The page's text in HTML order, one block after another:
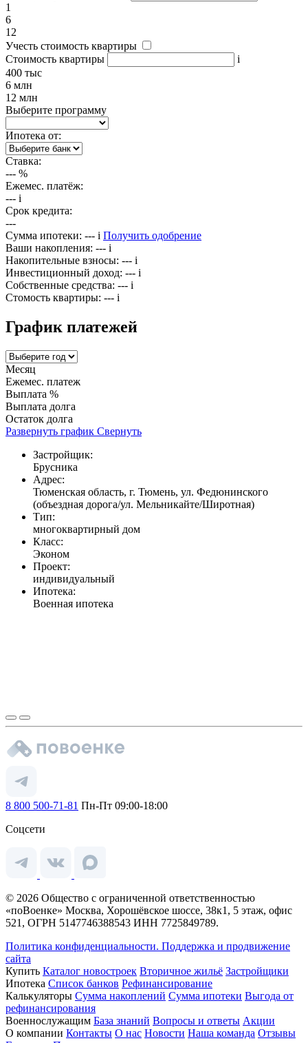
1
6
12
Учесть стоимость квартиры
Стоимость квартиры
i
400 тыс
6 млн
12 млн
Выберите программу
Ипотека от:
Ставка:
--- %
Ежемес. платёж:
--- i
Срок кредита:
---
Сумма ипотеки: --- i Получить одобрение
Ваши накопления: --- i
Накопительные взносы: --- i
Инвестиционный доход: --- i
Собственные средства: --- i
Стомость квартиры: --- i
График платежей
Месяц
Ежемес. платеж
Выплата %
Выплата долга
Остаток долга
Развернуть график Свернуть
Застройщик:
Брусника
Адрес:
Тюменская область, г. Тюмень, ул. Федюнинского
(объездная дорога/ул. Мельникайте/Широтная)
Тип:
многоквартирный дом
Класс:
Эконом
Проект:
индивидуальный
Ипотека:
Военная ипотека
8 800 500-71-81 Пн-Пт 09:00-18:00
Соцсети
© 2026 Общество с ограниченной ответственностью
«поВоенке» Москва, Хорошёвское шоссе, 38к1, 5 этаж, офис
521, ОГРН 5147746388543 ИНН 7725849789.
Политика конфиденциальности. Поддержка и продвижение
сайта
Купить Каталог новостроек Вторичное жильё Застройщики
Ипотека Список банков Рефинансирование
Калькуляторы Сумма накоплений Сумма ипотеки Выгода от
рефинансирования
Военнослужащим База знаний Вопросы и ответы Акции
О компании Контакты О нас Новости Наша команда Отзывы